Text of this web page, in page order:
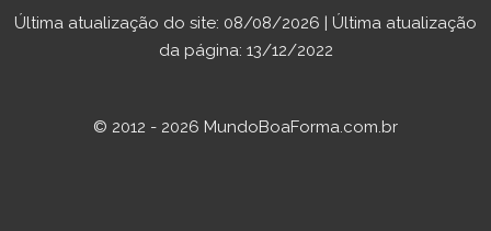
Última atualização do site: 08/08/2026 | Última atualização
da página: 13/12/2022
© 2012 - 2026 MundoBoaForma.com.br